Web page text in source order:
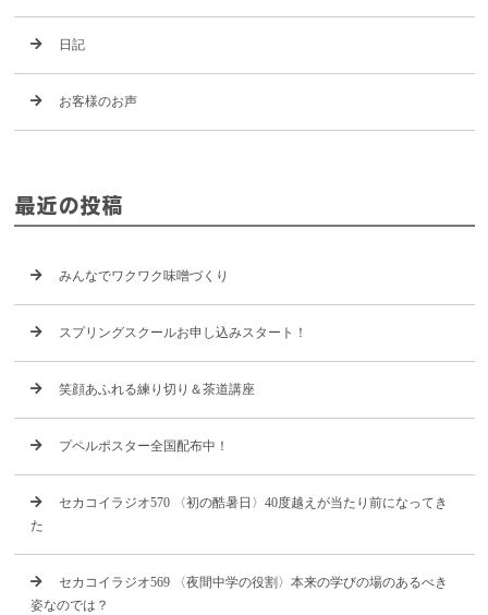
日記
お客様のお声
最近の投稿
みんなでワクワク味噌づくり
スプリングスクールお申し込みスタート！
笑顔あふれる練り切り＆茶道講座
プペルポスター全国配布中！
セカコイラジオ570 〈初の酷暑日〉40度越えが当たり前になってき
た
セカコイラジオ569 〈夜間中学の役割〉本来の学びの場のあるべき
姿なのでは？